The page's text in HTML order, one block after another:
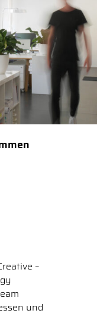
–
und